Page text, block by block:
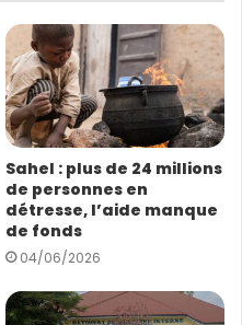
Sahel : plus de 24 millions
de personnes en
détresse, l’aide manque
de fonds
04/06/2026